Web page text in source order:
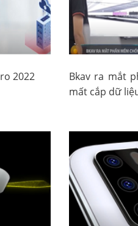
2022
Bkav ra mắt
mất cắp dữ